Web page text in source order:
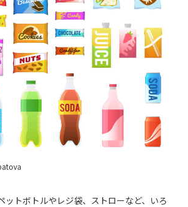
ットボトルやレジ袋、ストローなど、いろ